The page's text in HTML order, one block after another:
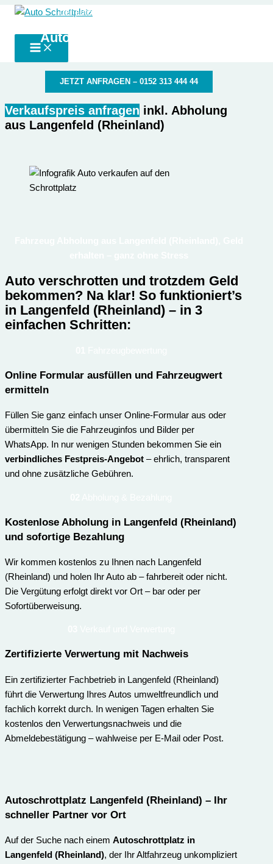
Zum
springen
der autoschrottplatz in deiner Nähe
Autoschrottplatz Langenfeld
JETZT ANFRAGEN – 0152 313 444 44
Verkaufspreis anfragen inkl. Abholung
aus Langenfeld (Rheinland)
Auto verschrotten und trotzdem Geld
bekommen? Na klar! So funktioniert’s
in Langenfeld (Rheinland) – in 3
einfachen Schritten:
Online Formular ausfüllen und Fahrzeugwert
ermitteln
Füllen Sie ganz einfach unser Online-Formular aus oder
übermitteln Sie die Fahrzeuginfos und Bilder per
WhatsApp. In nur wenigen Stunden bekommen Sie ein
verbindliches Festpreis-Angebot – ehrlich, transparent
und ohne zusätzliche Gebühren.
Kostenlose Abholung in Langenfeld (Rheinland)
und sofortige Bezahlung
Wir kommen kostenlos zu Ihnen nach Langenfeld
(Rheinland) und holen Ihr Auto ab – fahrbereit oder nicht.
Die Vergütung erfolgt direkt vor Ort – bar oder per
Sofortüberweisung.
Zertifizierte Verwertung mit Nachweis
Ein zertifizierter Fachbetrieb in Langenfeld (Rheinland)
führt die Verwertung Ihres Autos umweltfreundlich und
fachlich korrekt durch. In wenigen Tagen erhalten Sie
kostenlos den Verwertungsnachweis und die
Abmeldebestätigung – wahlweise per E-Mail oder Post.
Autoschrottplatz Langenfeld (Rheinland) – Ihr
schneller Partner vor Ort
Auf der Suche nach einem Autoschrottplatz in
Langenfeld (Rheinland), der Ihr Altfahrzeug unkompliziert